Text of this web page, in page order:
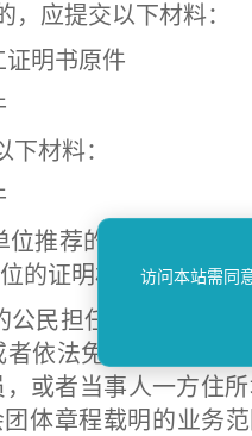
应提交以下材料：
明书原件
材料：
荐的公民担任诉讼
的证明材料原件
担任诉讼代理人的
依法免予登记设立
或者当事人一方住
体章程载明的业务
访问本站需同